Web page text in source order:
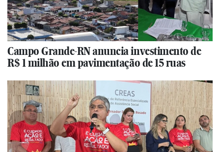
Campo Grande-RN anuncia investimento de
R$ 1 milhão em pavimentação de 15 ruas